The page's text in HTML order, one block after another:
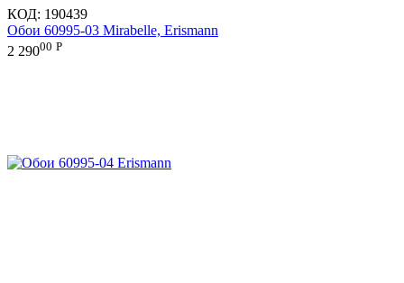
КОД: 190439
Обои 60995-03 Mirabelle, Erismann
2 29000 Р